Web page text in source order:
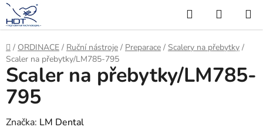
Přejít
na
obsah
Hledat
KOŠÍK
Domů
/ ORDINACE / Ruční nástroje / Preparace / Scalery na přebytky /
Scaler na přebytky/LM785-795
Scaler na přebytky/LM785-
795
Značka: LM Dental